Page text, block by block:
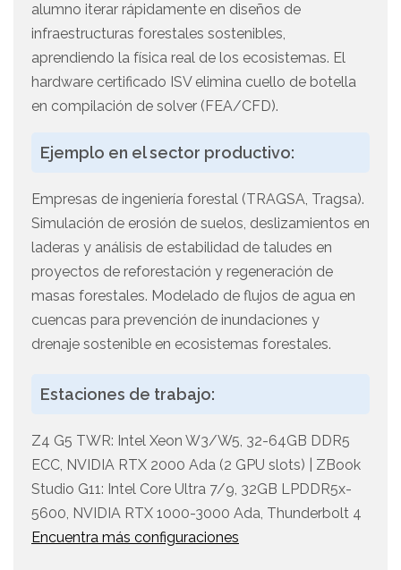
alumno iterar rápidamente en diseños de
infraestructuras forestales sostenibles,
aprendiendo la física real de los ecosistemas. El
hardware certificado ISV elimina cuello de botella
en compilación de solver (FEA/CFD).
Ejemplo en el sector productivo:
Empresas de ingeniería forestal (TRAGSA, Tragsa).
Simulación de erosión de suelos, deslizamientos en
laderas y análisis de estabilidad de taludes en
proyectos de reforestación y regeneración de
masas forestales. Modelado de flujos de agua en
cuencas para prevención de inundaciones y
drenaje sostenible en ecosistemas forestales.
Estaciones de trabajo:
Z4 G5 TWR: Intel Xeon W3/W5, 32-64GB DDR5
ECC, NVIDIA RTX 2000 Ada (2 GPU slots) | ZBook
Studio G11: Intel Core Ultra 7/9, 32GB LPDDR5x-
5600, NVIDIA RTX 1000-3000 Ada, Thunderbolt 4
Encuentra más configuraciones